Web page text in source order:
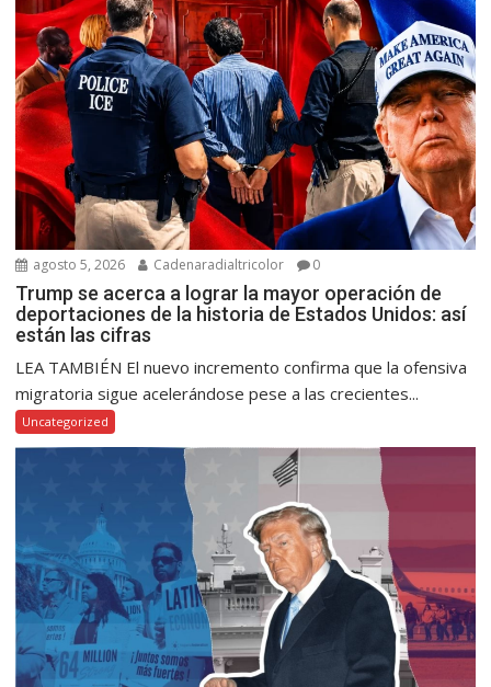
agosto 5, 2026 Cadenaradialtricolor 0
Trump se acerca a lograr la mayor operación de
deportaciones de la historia de Estados Unidos: así
están las cifras
LEA TAMBIÉN El nuevo incremento confirma que la ofensiva
migratoria sigue acelerándose pese a las crecientes...
Uncategorized